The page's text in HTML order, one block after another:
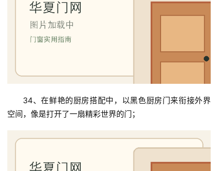
34、在鲜艳的厨房搭配中，以黑色厨房门来衔接外界
空间，像是打开了一扇精彩世界的门；